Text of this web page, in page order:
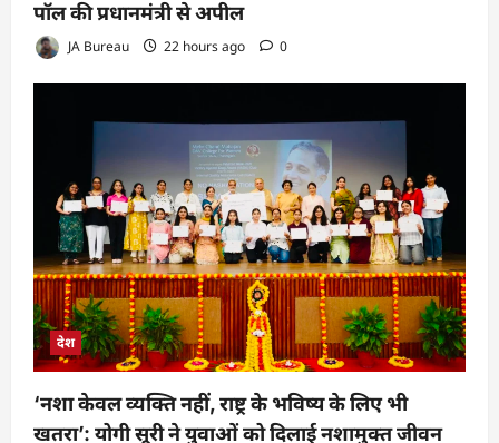
पॉल की प्रधानमंत्री से अपील
JA Bureau 22 hours ago 0
देश
‘नशा केवल व्यक्ति नहीं, राष्ट्र के भविष्य के लिए भी
खतरा’: योगी सूरी ने युवाओं को दिलाई नशामुक्त जीवन